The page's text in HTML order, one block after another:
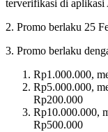
terverifikasi di aplikasi
2. Promo berlaku 25
3. Promo berlaku
Rp1.000.000,
Rp5.000.000,
Rp200.000
Rp10.000.000,
Rp500.000